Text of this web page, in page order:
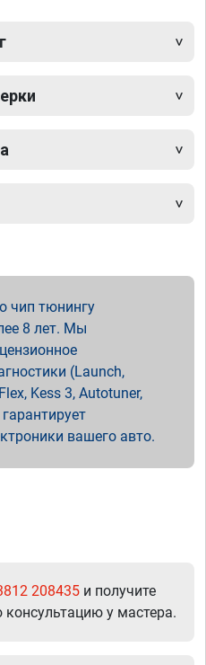
чип тюнингу
8 лет. Мы
(Launch,
Kess 3, Autotuner,
вашего авто.
208435 и получите
у мастера.